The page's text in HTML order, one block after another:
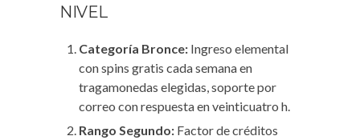
NIVEL
Categoría Bronce: Ingreso elemental
con spins gratis cada semana en
tragamonedas elegidas, soporte por
correo con respuesta en veinticuatro h.
Rango Segundo: Factor de créditos